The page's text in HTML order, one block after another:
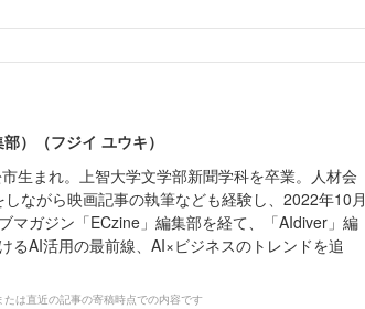
）（フジイ ユウキ）
生まれ。上智大学文学部新聞学科を卒業。人材会
ながら映画記事の執筆なども経験し、2022年10月
マガジン「ECzine」編集部を経て、「AIdiver」編
るAI活用の最前線、AI×ビジネスのトレンドを追
は直近の記事の寄稿時点での内容です